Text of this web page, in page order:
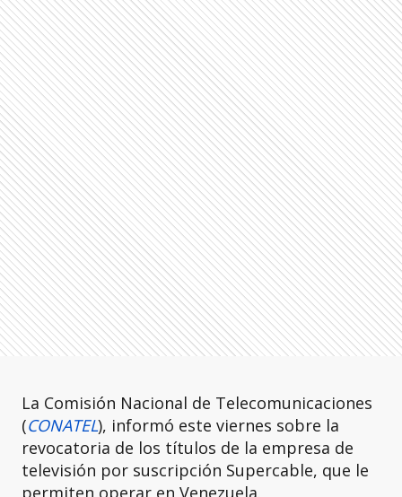
La Comisión Nacional de Telecomunicaciones
(CONATEL), informó este viernes sobre la
revocatoria de los títulos de la empresa de
televisión por suscripción Supercable, que le
permiten operar en Venezuela.